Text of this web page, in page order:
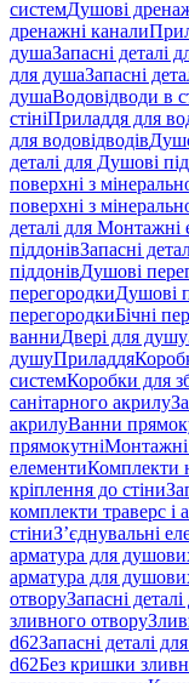
системДушові
дренажні канали
душаЗапасні деталі
для душаЗапасні
душаВодовідводи в
стініПриладдя для
для водовідводів
деталі для Душові
поверхні з
поверхні з
деталі для Монтажні
піддонівЗапасні
піддонівДушові
перегородкиДушові
перегородкиБічні
ванниДвері для душу
душуПриладдя
системКоробки для
санітарного акрилу
акрилуВанни
прямокутніМонтажні
елементиКомплекти
кріплення до стіни
комплекти траверс і
стіниЗ’єднувальні
арматура для
арматура для
отворуЗапасні
зливного отвору
d62Запасні деталі
d62Без кришки